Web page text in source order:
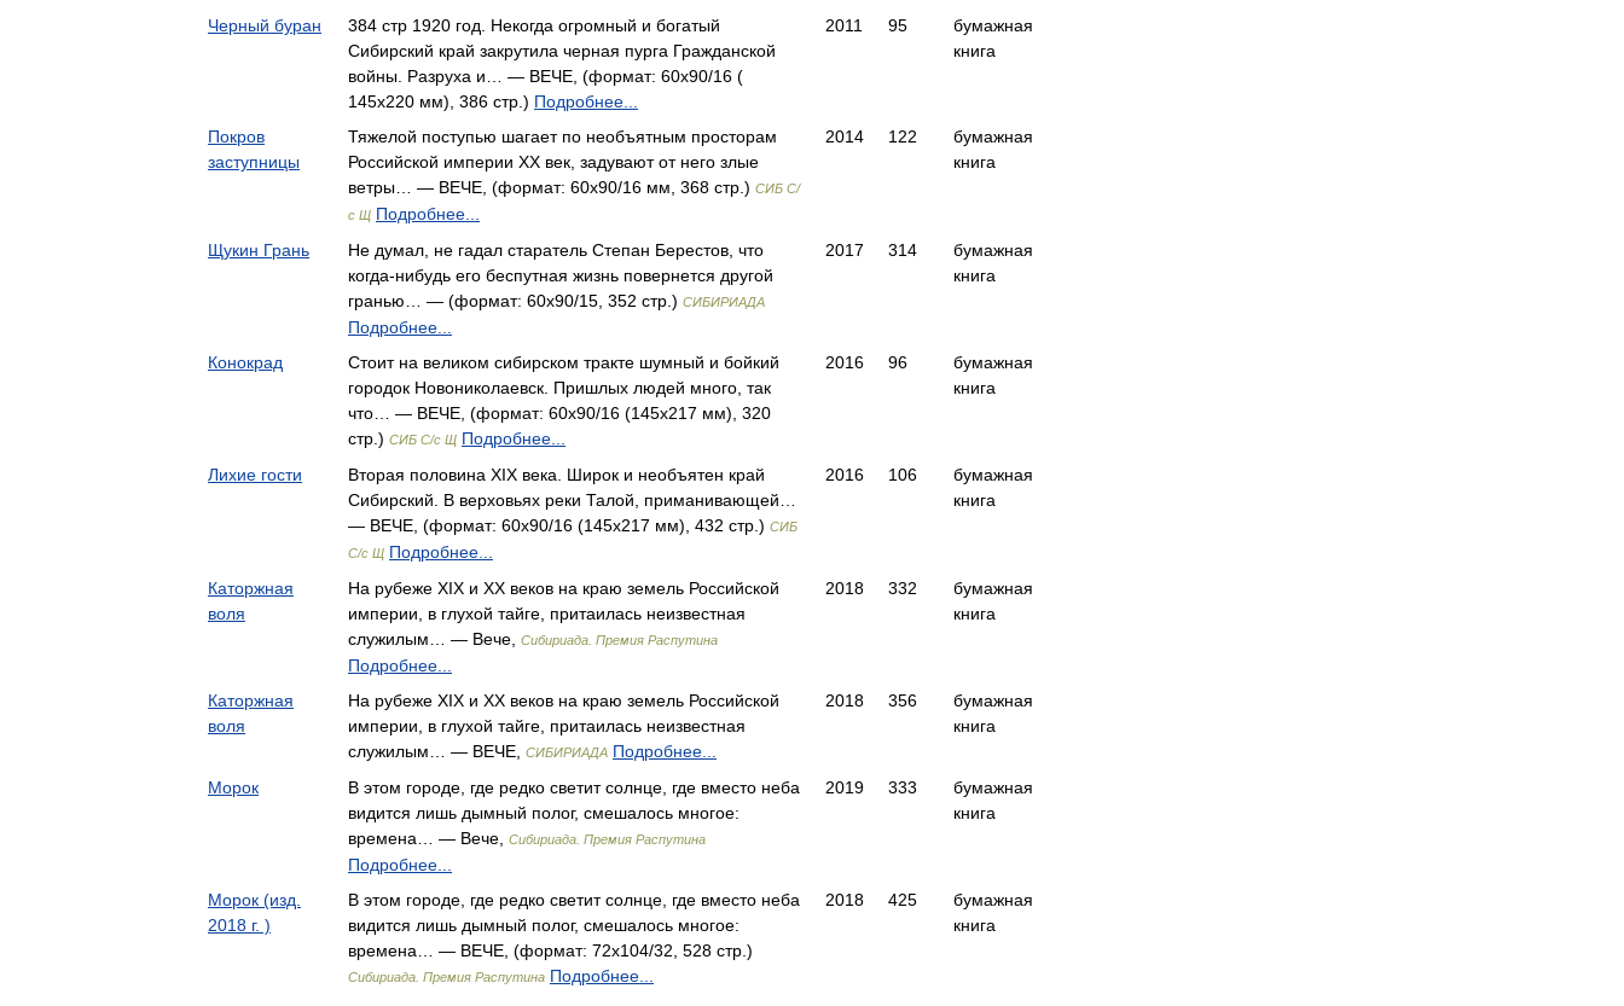
Черный буран
384 стр 1920 год. Некогда огромный и богатый
Сибирский край закрутила черная пурга Гражданской
войны. Разруха и… — ВЕЧЕ, (формат: 60x90/16 (
145х220 мм), 386 стр.) Подробнее...
2011 95
бумажная
книга
Покров
заступницы
Тяжелой поступью шагает по необъятным просторам
Российской империи XX век, задувают от него злые
ветры… — ВЕЧЕ, (формат: 60х90/16 мм, 368 стр.) СИБ С/
с Щ Подробнее...
2014 122
бумажная
книга
Щукин Грань
Не думал, не гадал старатель Степан Берестов, что
когда-нибудь его беспутная жизнь повернется другой
гранью… — (формат: 60x90/15, 352 стр.) СИБИРИАДА
Подробнее...
2017 314
бумажная
книга
Конокрад
Стоит на великом сибирском тракте шумный и бойкий
городок Новониколаевск. Пришлых людей много, так
что… — ВЕЧЕ, (формат: 60x90/16 (145х217 мм), 320
стр.) СИБ С/с Щ Подробнее...
2016 96
бумажная
книга
Лихие гости
Вторая половина XIX века. Широк и необъятен край
Сибирский. В верховьях реки Талой, приманивающей…
— ВЕЧЕ, (формат: 60x90/16 (145х217 мм), 432 стр.) СИБ
С/с Щ Подробнее...
2016 106
бумажная
книга
Каторжная
воля
На рубеже XIX и XX веков на краю земель Российской
империи, в глухой тайге, притаилась неизвестная
служилым… — Вече,
Сибириада. Премия Распутина
Подробнее...
2018 332
бумажная
книга
Каторжная
воля
На рубеже XIX и XX веков на краю земель Российской
империи, в глухой тайге, притаилась неизвестная
служилым… — ВЕЧЕ,
СИБИРИАДА Подробнее...
2018 356
бумажная
книга
Морок
В этом городе, где редко светит солнце, где вместо неба
видится лишь дымный полог, смешалось многое:
времена… — Вече,
Сибириада. Премия Распутина
Подробнее...
2019 333
бумажная
книга
Морок (изд.
2018 г. )
В этом городе, где редко светит солнце, где вместо неба
видится лишь дымный полог, смешалось многое:
времена… — ВЕЧЕ, (формат: 72x104/32, 528 стр.)
Сибириада. Премия Распутина Подробнее...
2018 425
бумажная
книга